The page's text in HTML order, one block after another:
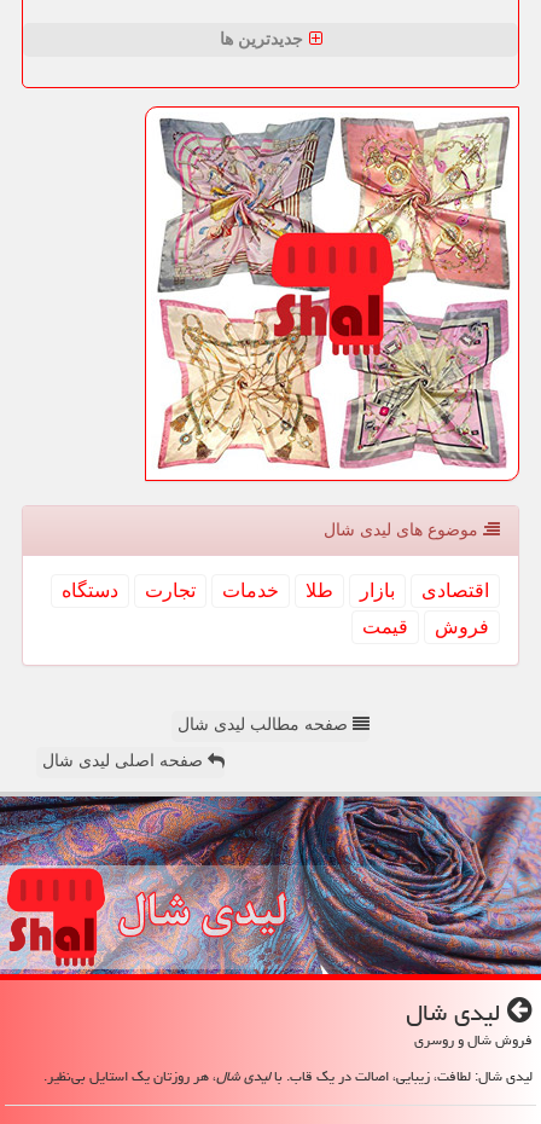
جدیدترین ها
موضوع های لیدی شال
اقتصادی بازار طلا خدمات تجارت
دستگاه
فروش
قیمت
صفحه مطالب لیدی شال
صفحه اصلی لیدی شال
لیدی شال
فروش شال و روسری
لیدی شال: لطافت، زیبایی، اصالت در یک قاب. بالیدی شال، هر روزتان یک استایل بی‌نظیر.